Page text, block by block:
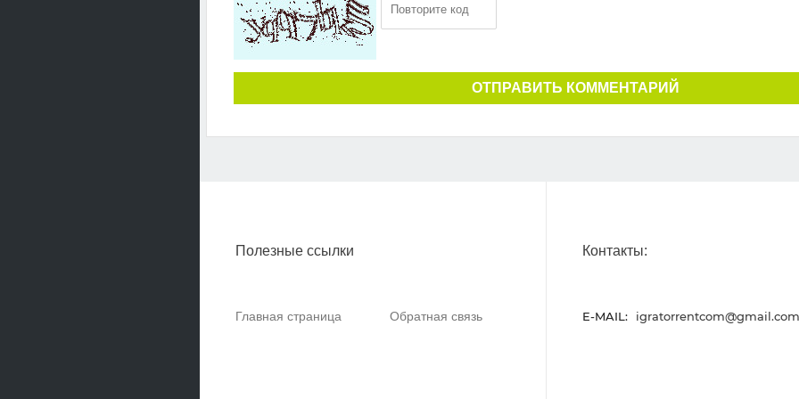
ОТПРАВИТЬ КОММЕНТАРИЙ
Полезные ссылки
Главная страница Обратная связь
Контакты:
E-MAIL: